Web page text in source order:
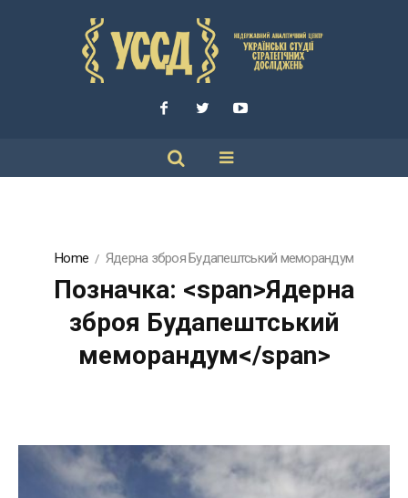
Home Ядерна зброя Будапештський меморандум
Позначка: <span>Ядерна
зброя Будапештський
меморандум</span>